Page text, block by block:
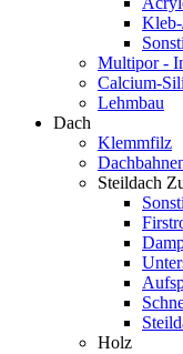
Multipor -
Calcium-
Lehmbau
Dach
Klemmfilz
Steildach
Holz